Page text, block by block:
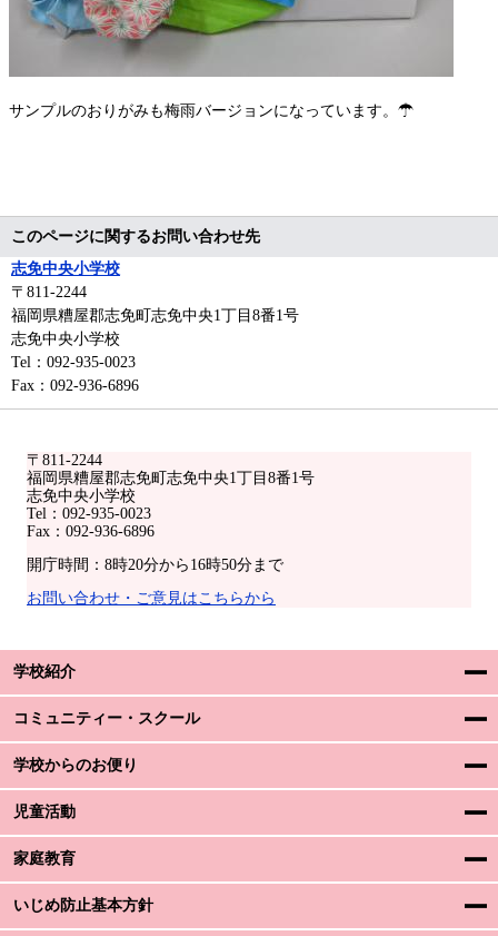
〒811-2244
福岡県糟屋郡志免町志免中央1丁目8番1号
志免中央小学校
Tel：092-935-0023
Fax：092-936-6896
開庁時間：8時20分から16時50分まで
お問い合わせ・ご意見はこちらから
学校紹介
コミュニティー・スクール
学校からのお便り
児童活動
家庭教育
いじめ防止基本方針
サンプルのおりがみも梅雨バージョンになっています。☂
このページに関するお問い合わせ先
志免中央小学校
〒811-2244
福岡県糟屋郡志免町志免中央1丁目8番1号
志免中央小学校
Tel：092-935-0023
Fax：092-936-6896